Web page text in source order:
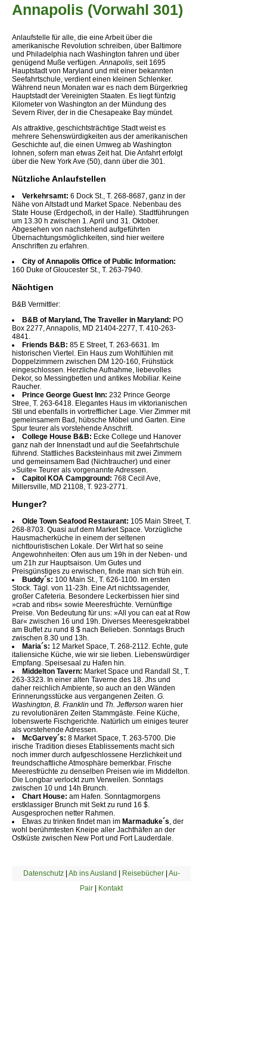
Annapolis (Vorwahl 301)
Anlaufstelle für alle, die eine Arbeit über die
amerikanische Revolution schreiben, über Baltimore
und Philadelphia nach Washington fahren und über
genügend Muße verfügen. Annapolis , seit 1695
Hauptstadt von Maryland und mit einer bekannten
Seefahrtschule, verdient einen kleinen Schlenker.
Während neun Monaten war es nach dem Bürgerkrieg
Hauptstadt der Vereinigten Staaten. Es liegt fünfzig
Kilometer von Washington an der Mündung des
Severn River, der in die Chesapeake Bay mündet.
Als attraktive, geschichtsträchtige Stadt weist es
mehrere Sehenswürdigkeiten aus der amerikanischen
Geschichte auf, die einen Umweg ab Washington
lohnen, sofern man etwas Zeit hat. Die Anfahrt erfolgt
über die New York Ave (50), dann über die 301.
Nützliche Anlaufstellen
Verkehrsamt: 6 Dock St., T. 268-8687, ganz in der
Nähe von Altstadt und Market Space. Nebenbau des
State House (Erdgechoß, in der Halle). Stadtführungen
um 13.30 h zwischen 1. April und 31. Oktober.
Abgesehen von nachstehend aufgeführten
Übernachtungsmöglichkeiten, sind hier weitere
Anschriften zu erfahren.
City of Annapolis Office of Public Information:
160 Duke of Gloucester St., T. 263-7940.
Nächtigen
B&B Vermittler:
B&B of Maryland, The Traveller in Maryland: PO
Box 2277, Annapolis, MD 21404-2277, T. 410-263-
4841.
Friends B&B: 85 E Street, T. 263-6631. Im
historischen Viertel. Ein Haus zum Wohlfühlen mit
Doppelzimmern zwischen DM 120-160, Frühstück
eingeschlossen. Herzliche Aufnahme, liebevolles
Dekor, so Messingbetten und antikes Mobiliar. Keine
Raucher.
Prince George Guest Inn: 232 Prince George
Stree, T. 263-6418. Elegantes Haus im viktorianischen
Stil und ebenfalls in vortrefflicher Lage. Vier Zimmer mit
gemeinsamem Bad, hübsche Möbel und Garten. Eine
Spur teurer als vorstehende Anschrift.
College House B&B: Ecke College und Hanover
ganz nah der Innenstadt und auf die Seefahrtschule
führend. Stattliches Backsteinhaus mit zwei Zimmern
und gemeinsamem Bad (Nichtraucher) und einer
»Suite« Teurer als vorgenannte Adressen.
Capitol KOA Campground: 768 Cecil Ave,
Millersville, MD 21108, T. 923-2771.
Hunger?
Olde Town Seafood Restaurant: 105 Main Street, T.
268-8703. Quasi auf dem Market Space. Vorzügliche
Hausmacherküche in einem der seltenen
nichttouristischen Lokale. Der Wirt hat so seine
Angewohnheiten: Ofen aus um 19h in der Neben- und
um 21h zur Hauptsaison. Um Gutes und
Preisgünstiges zu erwischen, finde man sich früh ein.
Buddy´s: 100 Main St., T. 626-1100. Im ersten
Stock. Tägl. von 11-23h. Eine Art nichtssagender,
großer Cafeteria. Besondere Leckerbissen hier sind
»crab and ribs« sowie Meeresfrüchte. Vernünftige
Preise. Von Bedeutung für uns: »All you can eat at Row
Bar« zwischen 16 und 19h. Diverses Meeresgekrabbel
am Buffet zu rund 8 $ nach Belieben. Sonntags Bruch
zwischen 8.30 und 13h.
Maria´s: 12 Market Space, T. 268-2112. Echte, gute
italiensiche Küche, wie wir sie lieben. Liebenswürdiger
Empfang. Speisesaal zu Hafen hin.
Middelton Tavern: Market Space und Randall St., T.
263-3323. In einer alten Taverne des 18. Jhs und
daher reichlich Ambiente, so auch an den Wänden
Erinnerungsstücke aus vergangenen Zeiten. G.
Washington, B. Franklin und Th. Jefferson waren hier
zu revolutionären Zeiten Stammgäste. Feine Küche,
lobenswerte Fischgerichte. Natürlich um einiges teurer
als vorstehende Adressen.
McGarvey´s: 8 Market Space, T. 263-5700. Die
irische Tradition dieses Etablissements macht sich
noch immer durch aufgeschlossene Herzlichkeit und
freundschaftliche Atmosphäre bemerkbar. Frische
Meeresfrüchte zu denselben Preisen wie im Middelton.
Die Longbar verlockt zum Verweilen. Sonntags
zwischen 10 und 14h Brunch.
Chart House: am Hafen. Sonntagmorgens
erstklassiger Brunch mit Sekt zu rund 16 $.
Ausgesprochen netter Rahmen.
Etwas zu trinken findet man im Marmaduke´s , der
wohl berühmtesten Kneipe aller Jachthäfen an der
Ostküste zwischen New Port und Fort Lauderdale.
Datenschutz| Ab ins Ausland | Reisebücher| Au-
Pair | Kontakt